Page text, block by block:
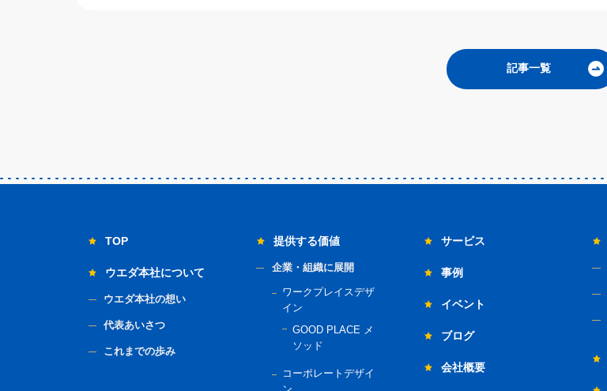
記事一覧
TOP
ウエダ本社について
ウエダ本社の想い
代表あいさつ
これまでの歩み
提供する価値
企業・組織に展開
ワークプレイスデザ
イン
GOOD PLACE メ
ソッド
コーポレートデザイ
サービス
事例
イベント
ブログ
会社概要